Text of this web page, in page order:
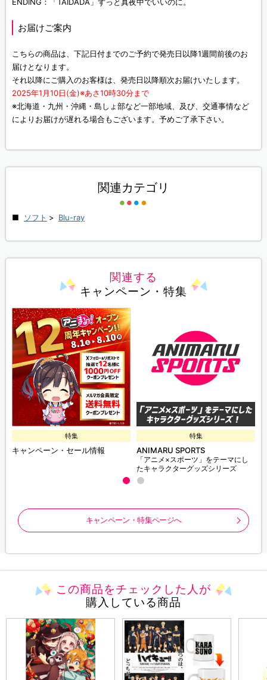
お届けご案内
こちらの商品は、下記日付までのご予約で発売日以降1週間前後のお
届けとなります。
それ以降にご購入のお客様は、発売日以降順次お届けいたします。
2025年1月10日(金)※あさ10時30分まで
※北海道・九州・沖縄・島しょ部など一部地域、及び、交通事情など
によりお届けが遅れる場合もございます。予めご了承下さい。
関連カテゴリ
ソフト > Blu-ray
関連する
キャンペーン・特集
特集
キャンペーン・セール情報
特集
ANIMARU SPORTS
「アニメ×スポーツ」をテーマにし
たキャラクターグッズシリーズ
キャンペーン・特集ページへ
この商品をチェックした人が
購入している商品